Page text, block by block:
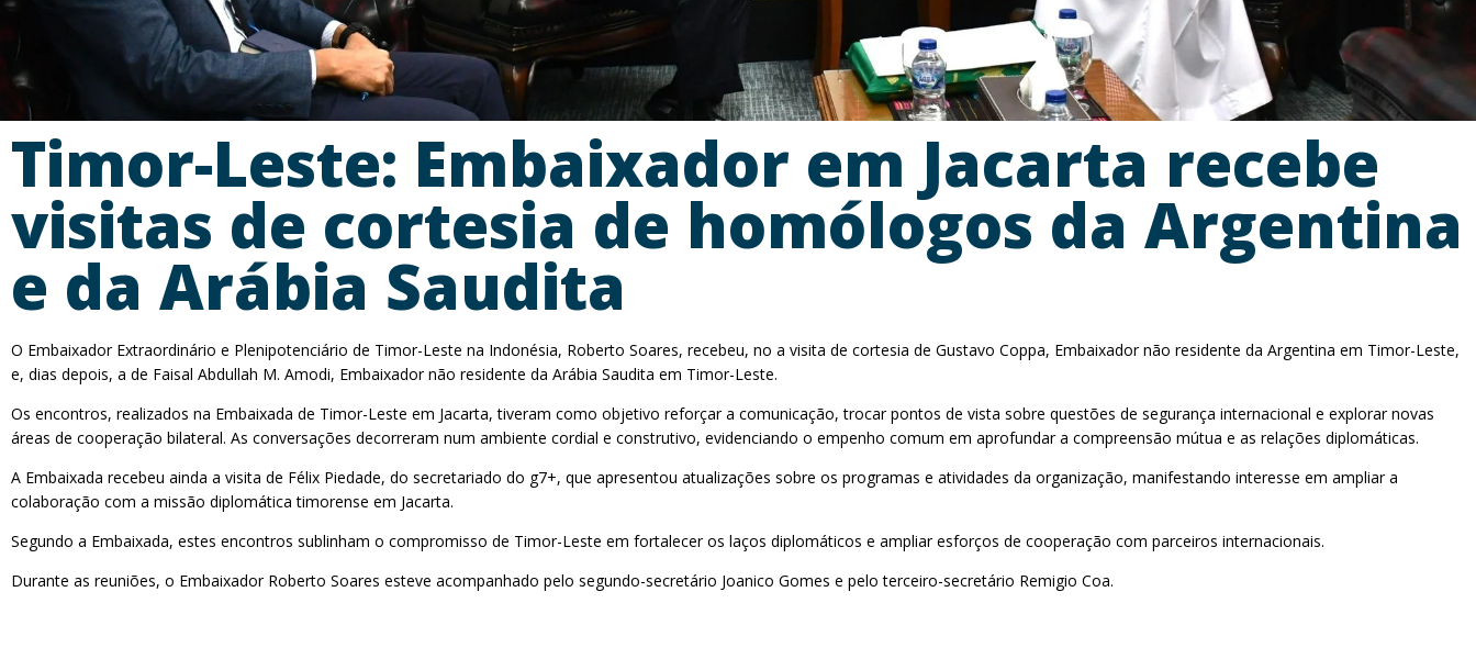
Timor-Leste: Embaixador em Jacarta recebe
visitas de cortesia de homólogos da Argentina
e da Arábia Saudita
O Embaixador Extraordinário e Plenipotenciário de Timor-Leste na Indonésia, Roberto Soares, recebeu, no a visita de cortesia de Gustavo Coppa, Embaixador não residente da Argentina em Timor-Leste,
e, dias depois, a de Faisal Abdullah M. Amodi, Embaixador não residente da Arábia Saudita em Timor-Leste.
Os encontros, realizados na Embaixada de Timor-Leste em Jacarta, tiveram como objetivo reforçar a comunicação, trocar pontos de vista sobre questões de segurança internacional e explorar novas
áreas de cooperação bilateral. As conversações decorreram num ambiente cordial e construtivo, evidenciando o empenho comum em aprofundar a compreensão mútua e as relações diplomáticas.
A Embaixada recebeu ainda a visita de Félix Piedade, do secretariado do g7+, que apresentou atualizações sobre os programas e atividades da organização, manifestando interesse em ampliar a
colaboração com a missão diplomática timorense em Jacarta.
Segundo a Embaixada, estes encontros sublinham o compromisso de Timor-Leste em fortalecer os laços diplomáticos e ampliar esforços de cooperação com parceiros internacionais.
Durante as reuniões, o Embaixador Roberto Soares esteve acompanhado pelo segundo-secretário Joanico Gomes e pelo terceiro-secretário Remigio Coa.